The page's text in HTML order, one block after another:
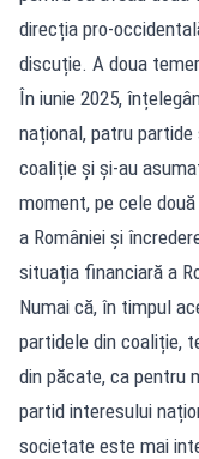
direcția pro-
discuție. A doua
În iunie 2025,
național, patru
coaliție și și-au
moment, pe cele
a României și
situația financiară a
Numai că, în timpul
partidele din coaliție,
din păcate, ca pentru
partid interesului
societate este mai